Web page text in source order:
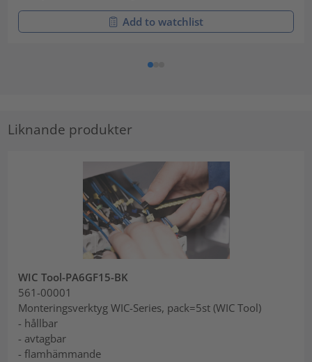
Add to watchlist
Liknande produkter
WIC Tool-PA6GF15-BK
561-00001
Monteringsverktyg WIC-Series, pack=5st (WIC Tool)
- hållbar
- avtagbar
- flamhämmande